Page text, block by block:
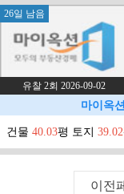
26일 남음
유찰 2회 2026-09-02
마이옥
건물 40.03평 토지 39.02
이전